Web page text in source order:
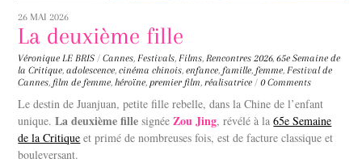
26 MAI 2026
La deuxième fille
Véronique LE BRIS / Cannes,Festivals,Films,Rencontres 2026,65e Semaine de
la Critique,adolescence,cinéma chinois,enfance, famille, femme,Festival de
Cannes, film de femme,héroïne,premier film,réalisatrice / 0 Comments
Le destin de Juanjuan, petite fille rebelle, dans la Chine de l’enfant
unique.La deuxième fille signéeZou Jing, révélé à la65e Semaine
de la Critique et primé de nombreuses fois, est de facture classique et
bouleversant.